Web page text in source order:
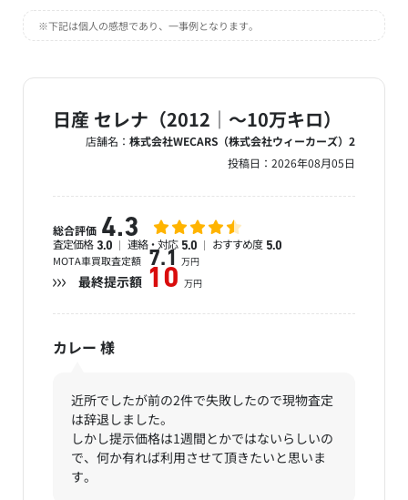
※下記は個人の感想であり、一事例となります。
日産 セレナ（2012｜～10万キロ）
店舗名： 株式会社WECARS（株式会社ウィーカーズ）2
投稿日： 2026年08月05日
総合評価 4.3
査定価格 3.0 連絡・対応 5.0 おすすめ度 5.0
MOTA車買取査定額 7.1 万円
最終提示額 10 万円
カレー 様
近所でしたが前の2件で失敗したので現物査定
は辞退しました。
しかし提示価格は1週間とかではないらしいの
で、何か有れば利用させて頂きたいと思いま
す。